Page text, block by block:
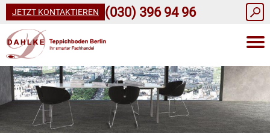
JETZT KONTAKTIEREN (030) 396 94 96